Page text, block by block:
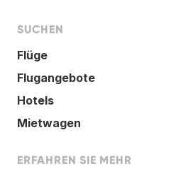
SUCHEN
Flüge
Flugangebote
Hotels
Mietwagen
ERFAHREN SIE MEHR